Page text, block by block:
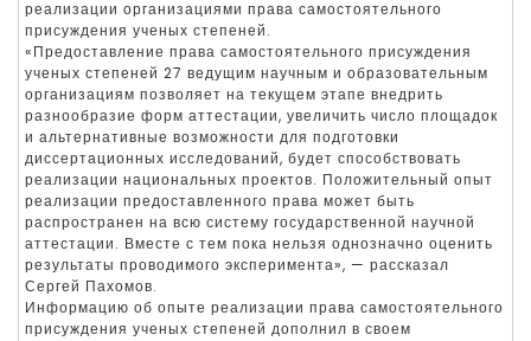
реализации организациями права самостоятельного
присуждения ученых степеней.
«Предоставление права самостоятельного присуждения
ученых степеней 27 ведущим научным и образовательным
организациям позволяет на текущем этапе внедрить
разнообразие форм аттестации, увеличить число площадок
и альтернативные возможности для подготовки
диссертационных исследований, будет способствовать
реализации национальных проектов. Положительный опыт
реализации предоставленного права может быть
распространен на всю систему государственной научной
аттестации. Вместе с тем пока нельзя однозначно оценить
результаты проводимого эксперимента», — рассказал
Сергей Пахомов.
Информацию об опыте реализации права самостоятельного
присуждения ученых степеней дополнил в своем